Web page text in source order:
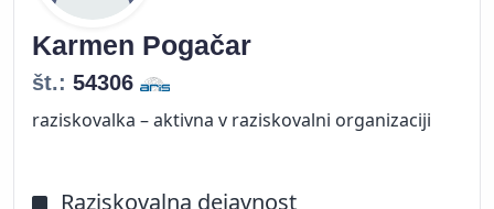
Karmen Pogačar
št.: 54306
raziskovalka – aktivna v raziskovalni organizaciji
Raziskovalna dejavnost